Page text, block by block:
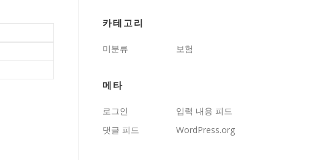
카테고리
미분류 보험
메타
로그인
입력 내용 피드
댓글 피드
WordPress.org